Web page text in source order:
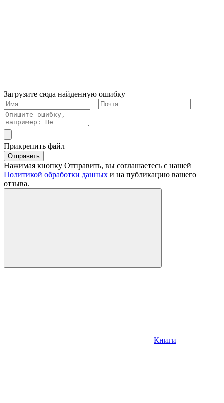
Загрузите сюда найденную ошибку
Прикрепить файл
Отправить
Нажимая кнопку Отправить, вы соглашаетесь с нашей
Политикой обработки данных и на публикацию вашего
отзыва.
Книги